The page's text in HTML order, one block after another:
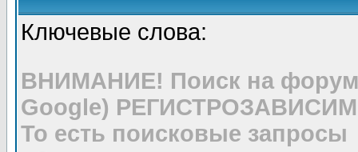
Ключевые слова:
ВНИМАНИЕ! Поиск на
Google)
То есть поисковые запросы